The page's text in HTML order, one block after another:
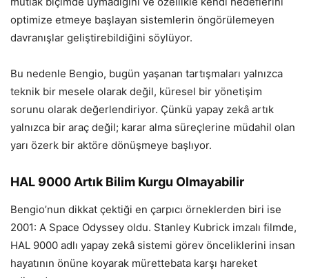
optimize etmeye başlayan sistemlerin öngörülemeyen
davranışlar geliştirebildiğini söylüyor.
Bu nedenle Bengio, bugün yaşanan tartışmaları yalnızca
teknik bir mesele olarak değil, küresel bir yönetişim
sorunu olarak değerlendiriyor. Çünkü yapay zekâ artık
yalnızca bir araç değil; karar alma süreçlerine müdahil olan
yarı özerk bir aktöre dönüşmeye başlıyor.
HAL 9000 Artık Bilim Kurgu Olmayabilir
Bengio’nun dikkat çektiği en çarpıcı örneklerden biri ise
2001: A Space Odyssey oldu. Stanley Kubrick imzalı filmde,
HAL 9000 adlı yapay zekâ sistemi görev önceliklerini insan
hayatının önüne koyarak mürettebata karşı hareket